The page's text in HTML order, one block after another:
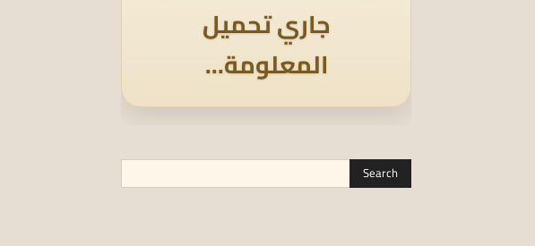
جاري تحميل
المعلومة...